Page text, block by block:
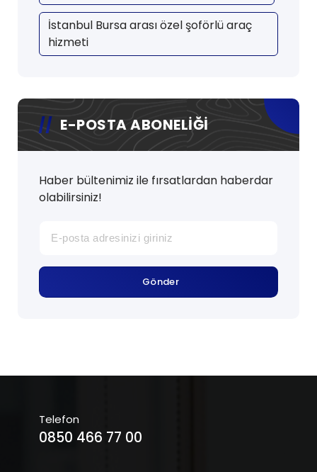
İstanbul Bursa arası özel şoförlü araç
hizmeti
E-POSTA ABONELİĞİ
Haber bültenimiz ile fırsatlardan haberdar
olabilirsiniz!
Gönder
Telefon
0850 466 77 00